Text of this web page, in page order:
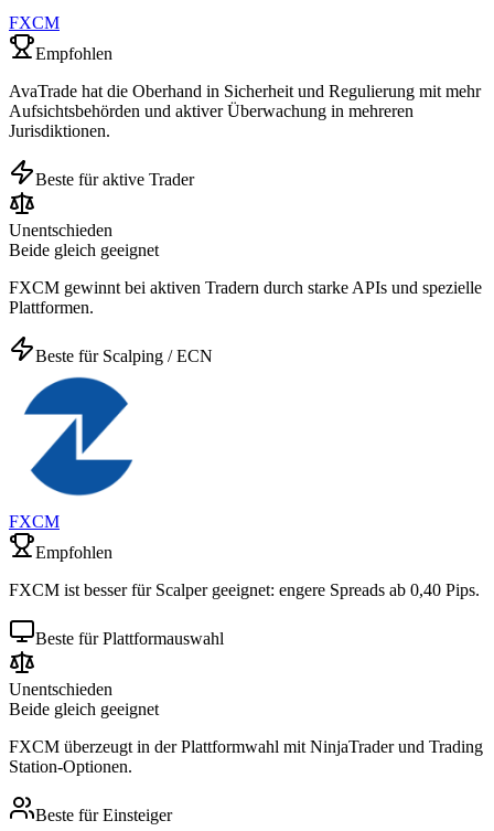
FXCM
Empfohlen
AvaTrade hat die Oberhand in Sicherheit und Regulierung mit mehr
Aufsichtsbehörden und aktiver Überwachung in mehreren
Jurisdiktionen.
Beste für aktive Trader
Unentschieden
Beide gleich geeignet
FXCM gewinnt bei aktiven Tradern durch starke APIs und spezielle
Plattformen.
Beste für Scalping / ECN
FXCM
Empfohlen
FXCM ist besser für Scalper geeignet: engere Spreads ab 0,40 Pips.
Beste für Plattformauswahl
Unentschieden
Beide gleich geeignet
FXCM überzeugt in der Plattformwahl mit NinjaTrader und Trading
Station-Optionen.
Beste für Einsteiger